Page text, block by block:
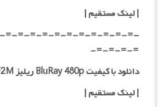
| لینک مستقیم|
=-=-=-=-=-=-=-=-=-=-=-
=-=-=-=-
دانلود با کیفیت BluRay 480p ریلیز F2M
| لینک مستقیم|